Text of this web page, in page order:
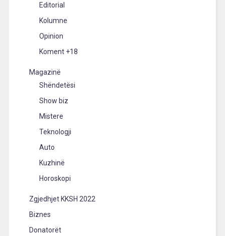
Editorial
Kolumne
Opinion
Koment +18
Magazinë
Shëndetësi
Show biz
Mistere
Teknologji
Auto
Kuzhinë
Horoskopi
Zgjedhjet KKSH 2022
Biznes
Donatorët